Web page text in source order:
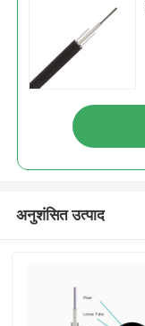
अनुशंसित उत्पाद